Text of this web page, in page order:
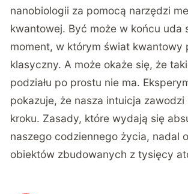
nanobiologii za pomocą narzędzi
kwantowej. Być może w końcu uda
moment, w którym świat kwantowy
klasyczny. A może okaże się, że
podziału po prostu nie ma.
pokazuje, że nasza intuicja zawodzi
kroku. Zasady, które wydają się
naszego codziennego życia, nadal
obiektów zbudowanych z tysięcy